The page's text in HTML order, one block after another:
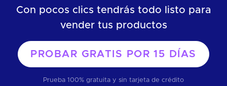
Con pocos clics tendrás todo listo para
vender tus productos
PROBAR GRATIS POR15 DÍAS
Prueba 100% gratuita y sin tarjeta de crédito